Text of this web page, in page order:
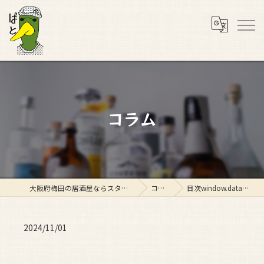
コラム
大阪府梅田の居酒屋ならスタンド ぱと コラム 目次window.dataLaye…
2024/11/01